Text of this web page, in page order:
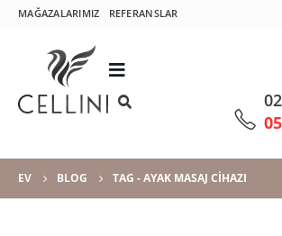
MAĞAZALARIMIZ REFERANSLAR
EV BLOG TAG -AYAK MASAJ CIHAZI